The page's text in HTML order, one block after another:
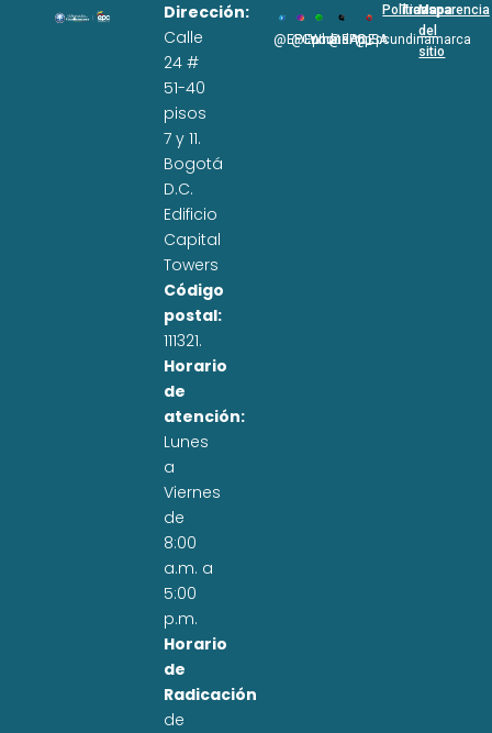
Dirección:
Calle
24 #
51-40
pisos
7 y 11.
Bogotá
D.C.
Edificio
Capital
Towers
Código
postal:
111321.
Horario
de
atención:
Lunes
a
Viernes
de
8:00
a.m. a
5:00
p.m.
Horario
de
Radicación
de
@EPCundi
@Epcundi
WhatsApp
@EPC_SA
@Epcundinamarca
Políticas
Transparencia
Mapa
del
sitio